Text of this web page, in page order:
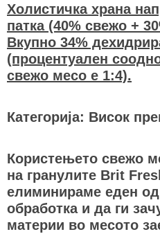
Холистичка храна
патка (40% свежо +
Вкупно 34%
(процентуален
свежо месо е 1:4).
Категорија: Висок
Користењето свежо
на гранулите Brit
елиминираме еден од
обработка и да ги
материи во месото